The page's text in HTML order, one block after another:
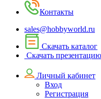
Контакты
sales@hobbyworld.ru
Скачать каталог
Скачать презентацию
Личный кабинет
Вход
Регистрация